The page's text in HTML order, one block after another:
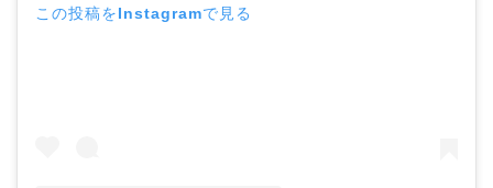
この投稿をInstagramで見る